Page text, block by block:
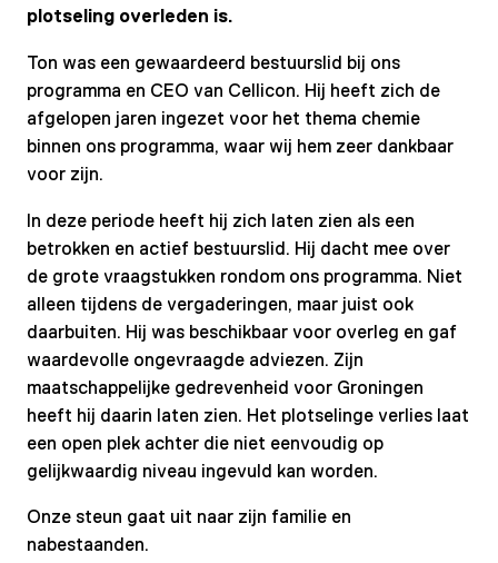
plotseling overleden is.
Ton was een gewaardeerd bestuurslid bij ons
programma en CEO van Cellicon. Hij heeft zich de
afgelopen jaren ingezet voor het thema chemie
binnen ons programma, waar wij hem zeer dankbaar
voor zijn.
In deze periode heeft hij zich laten zien als een
betrokken en actief bestuurslid. Hij dacht mee over
de grote vraagstukken rondom ons programma. Niet
alleen tijdens de vergaderingen, maar juist ook
daarbuiten. Hij was beschikbaar voor overleg en gaf
waardevolle ongevraagde adviezen. Zijn
maatschappelijke gedrevenheid voor Groningen
heeft hij daarin laten zien. Het plotselinge verlies laat
een open plek achter die niet eenvoudig op
gelijkwaardig niveau ingevuld kan worden.
Onze steun gaat uit naar zijn familie en
nabestaanden.